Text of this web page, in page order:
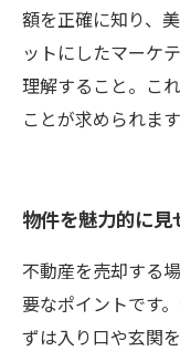
額を正確に知り、
ットにしたマーケ
理解すること。こ
ことが求められます
物件を魅力的に見
不動産を売却する
要なポイントです
ずは入り口や玄関